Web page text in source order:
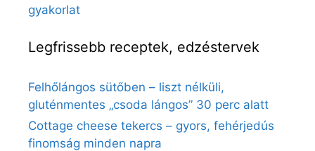
gyakorlat
Legfrissebb receptek, edzéstervek
Felhőlángos sütőben – liszt nélküli,
gluténmentes „csoda lángos” 30 perc alatt
Cottage cheese tekercs – gyors, fehérjedús
finomság minden napra